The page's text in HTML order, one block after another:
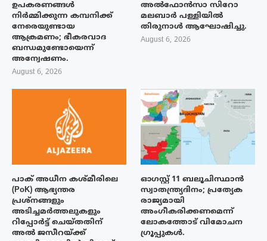
ഉപകരണങ്ങൾ
നിർമ്മിക്കുന്ന കമ്പനിക്ക്
നേരെയുണ്ടായ
ആക്രമണം; ഭീകരവാദ
ബന്ധമുണ്ടോയെന്ന്
അന്വേഷണം.
August 6, 2026
അൽഫോൻസാ സിറോ
മലബാർ പള്ളിയിൽ
തിരുനാൾ ആഘോഷിച്ചു.
August 6, 2026
പാക് അധീന കശ്മീരിലെ
(PoK) ആഭ്യന്തര
പ്രശ്നങ്ങളും
അടിച്ചമർത്തലുകളും
റിപ്പോർട്ട് ചെയ്തതിന്
അൽ ജസീറയ്‌ക്ക്
ഓഗസ്റ്റ് 11 ബലൂചിസ്ഥാൻ
സ്വാതന്ത്ര്യദിനം; പ്രത്യേക
രാജ്യമായി
അംഗീകരിക്കണമെന്ന്
ലോകത്തോട് വിമോചന
ഗ്രൂപ്പുകൾ.